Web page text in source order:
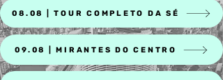
08.08 | TOUR COMPLETO DA SÉ
09.08 | MIRANTES DO CENTRO